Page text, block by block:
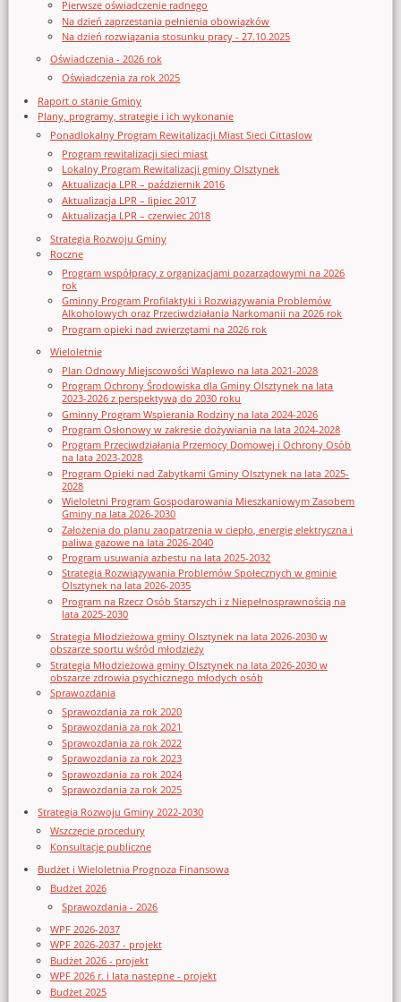
Pierwsze oświadczenie radnego
Na dzień zaprzestania pełnienia obowiązków
Na dzień rozwiązania stosunku pracy - 27.10.2025
Oświadczenia - 2026 rok
Oświadczenia za rok 2025
Raport o stanie Gminy
Plany, programy, strategie i ich wykonanie
Ponadlokalny Program Rewitalizacji Miast Sieci Cittaslow
Program rewitalizacji sieci miast
Lokalny Program Rewitalizacji gminy Olsztynek
Aktualizacja LPR – październik 2016
Aktualizacja LPR – lipiec 2017
Aktualizacja LPR – czerwiec 2018
Strategia Rozwoju Gminy
Roczne
Program współpracy z organizacjami pozarządowymi na 2026
rok
Gminny Program Profilaktyki i Rozwiązywania Problemów
Alkoholowych oraz Przeciwdziałania Narkomanii na 2026 rok
Program opieki nad zwierzętami na 2026 rok
Wieloletnie
Plan Odnowy Miejscowości Waplewo na lata 2021-2028
Program Ochrony Środowiska dla Gminy Olsztynek na lata
2023-2026 z perspektywą do 2030 roku
Gminny Program Wspierania Rodziny na lata 2024-2026
Program Osłonowy w zakresie dożywiania na lata 2024-2028
Program Przeciwdziałania Przemocy Domowej i Ochrony Osób
na lata 2023-2028
Program Opieki nad Zabytkami Gminy Olsztynek na lata 2025-
2028
Wieloletni Program Gospodarowania Mieszkaniowym Zasobem
Gminy na lata 2026-2030
Założenia do planu zaopatrzenia w ciepło, energię elektryczna i
paliwa gazowe na lata 2026-2040
Program usuwania azbestu na lata 2025-2032
Strategia Rozwiązywania Problemów Społecznych w gminie
Olsztynek na lata 2026-2035
Program na Rzecz Osób Starszych i z Niepełnosprawnością na
lata 2025-2030
Strategia Młodzieżowa gminy Olsztynek na lata 2026-2030 w
obszarze sportu wśród młodzieży
Strategia Młodzieżowa gminy Olsztynek na lata 2026-2030 w
obszarze zdrowia psychicznego młodych osób
Sprawozdania
Sprawozdania za rok 2020
Sprawozdania za rok 2021
Sprawozdania za rok 2022
Sprawozdania za rok 2023
Sprawozdania za rok 2024
Sprawozdania za rok 2025
Strategia Rozwoju Gminy 2022-2030
Wszczęcie procedury
Konsultacje publiczne
Budżet i Wieloletnia Prognoza Finansowa
Budżet 2026
Sprawozdania - 2026
WPF 2026-2037
WPF 2026-2037 - projekt
Budżet 2026 - projekt
WPF 2026 r. i lata następne - projekt
Budżet 2025